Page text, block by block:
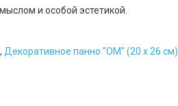
и особой эстетикой.
, Декоративное панно "ОМ" (20 х 26 см)